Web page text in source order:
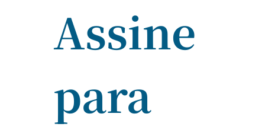
Assine
para